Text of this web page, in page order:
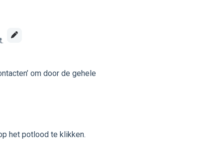
om door de gehele
het potlood te klikken.